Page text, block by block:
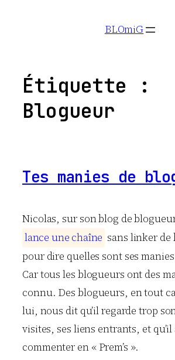
BLOmiG
Étiquette :
Blogueur
Tes manies de
Nicolas, sur son blog de
lance une chaîne sans linker de
pour dire quelles sont ses
Car tous les blogueurs ont des
connu. Des blogueurs, en tout
lui, nous dit qu’il regarde trop
visites, ses liens entrants, et
commenter en « Prem’s ».